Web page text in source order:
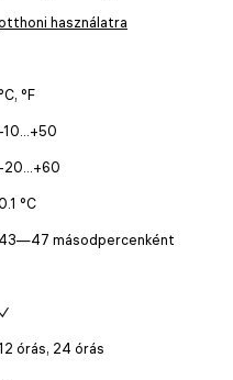
használatra
°F
-10...+50
-20...+60
°C
43—47 másodpercenként
✓
órás, 24 órás